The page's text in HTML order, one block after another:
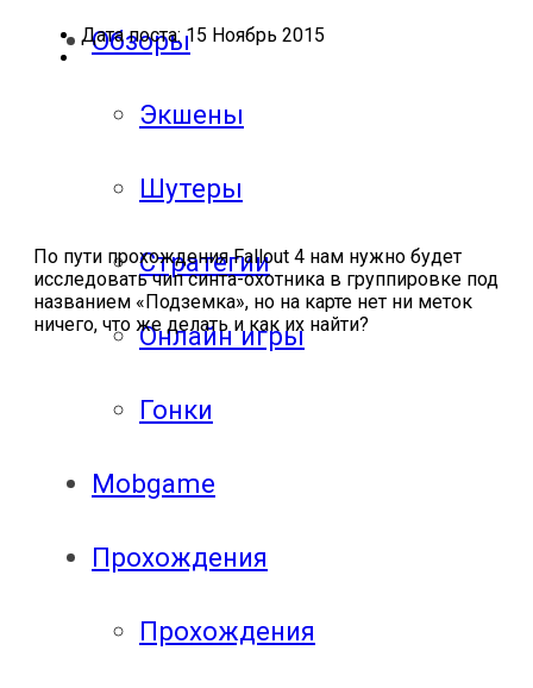
Обзоры
Экшены
Шутеры
Стратегии
Онлайн игры
Гонки
Mobgame
Прохождения
Прохождения
Дата поста: 15 Ноябрь 2015
По пути прохождения Fallout 4 нам нужно будет
исследовать чип синта-охотника в группировке под
названием «Подземка», но на карте нет ни меток
ничего, что же делать и как их найти?